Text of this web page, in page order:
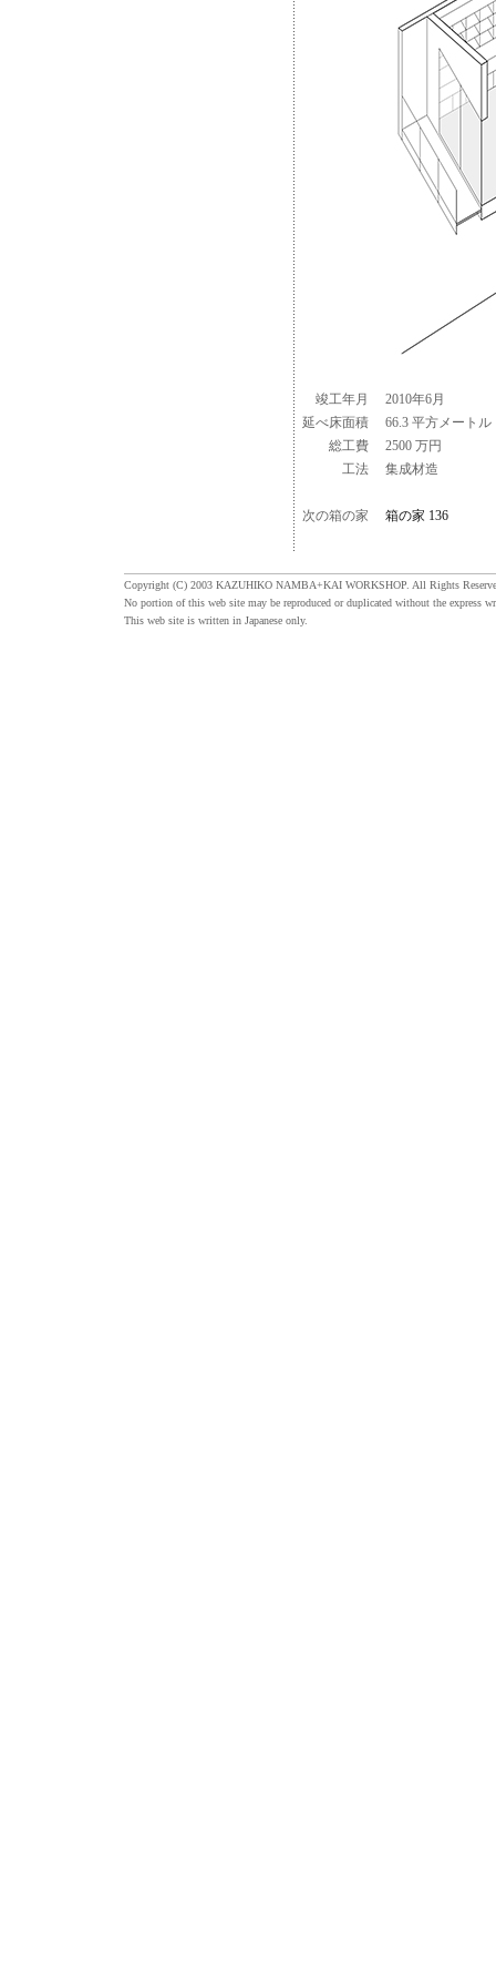
竣工年月
2010年6月
延べ床面積
66.3 平方メートル
総工費
2500 万円
工法
集成材造
次の箱の家 箱の家 136
Copyright (C) 2003 KAZUHIKO NAMBA+KAI WORKSHOP. All Rights
No portion of this web site may be reproduced or duplicated without the express
This web site is written in Japanese only.